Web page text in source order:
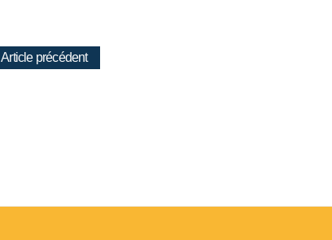
Article précédent